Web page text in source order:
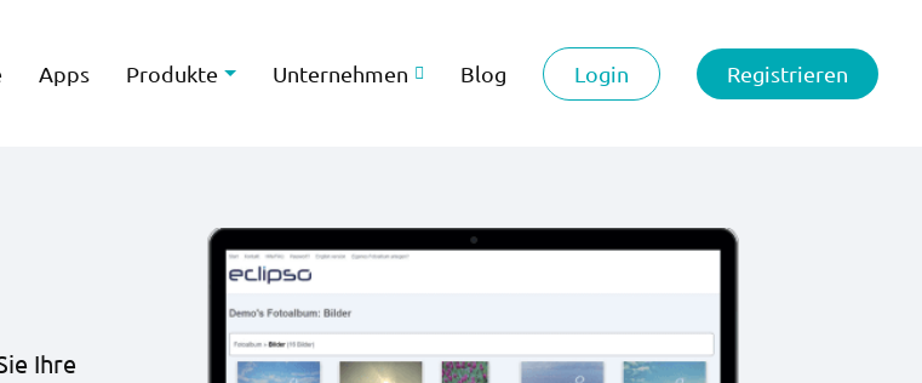
Apps Produkte Unternehmen Blog Login Registrieren
Ihre